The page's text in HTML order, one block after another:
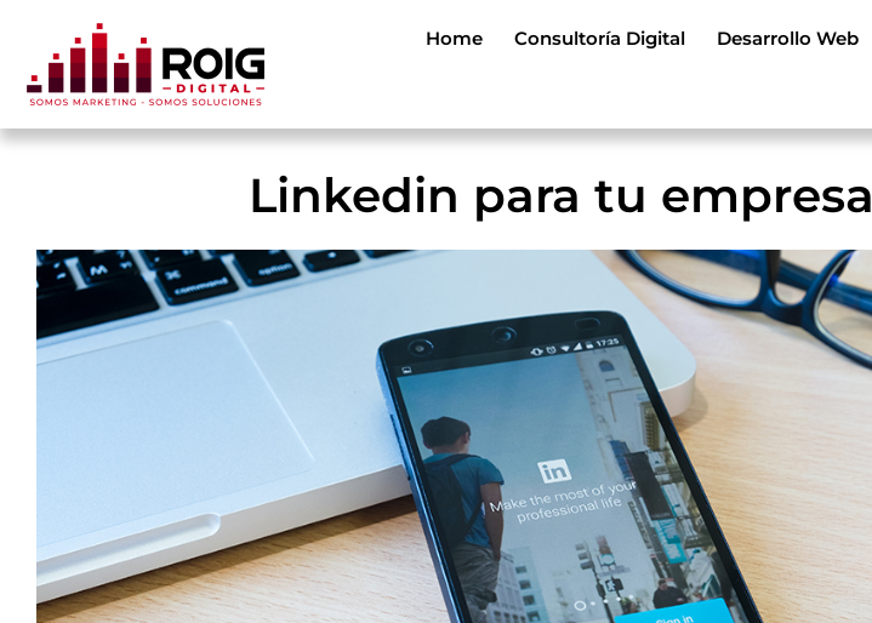
Home Consultoría Digital Desarrollo Web
Linkedin para tu empresa